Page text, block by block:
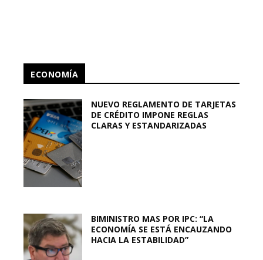
ECONOMÍA
NUEVO REGLAMENTO DE TARJETAS
DE CRÉDITO IMPONE REGLAS
CLARAS Y ESTANDARIZADAS
BIMINISTRO MAS POR IPC: “LA
ECONOMÍA SE ESTÁ ENCAUZANDO
HACIA LA ESTABILIDAD”